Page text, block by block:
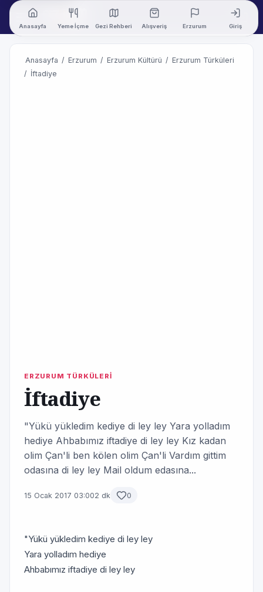
Anasayfa Yeme İçme Gezi Rehberi Alışveriş Erzurum Giriş
Anasayfa / Erzurum / Erzurum Kültürü / Erzurum Türküleri
/ İftadiye
ERZURUM TÜRKÜLERİ
İftadiye
"Yükü yükledim kediye di ley ley Yara yolladım
hediye Ahbabımız iftadiye di ley ley Kız kadan
olim Çan'li ben kölen olim Çan'li Vardım gittim
odasına di ley ley Mail oldum edasına...
15 Ocak 2017 03:002 dk 0
"Yükü yükledim kediye di ley ley
Yara yolladım hediye
Ahbabımız iftadiye di ley ley